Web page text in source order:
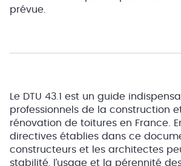
prévue.
Le DTU 43.1 est un guide
professionnels de la construction
rénovation de toitures en France.
directives établies dans ce
constructeurs et les architectes
stabilité, l’usage et la pérennité